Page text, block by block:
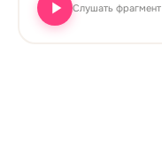
Слушать фрагмент